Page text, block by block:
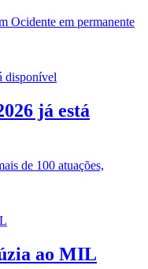
Ocidente em permanente
já está
de 100 atuações,
ao MIL